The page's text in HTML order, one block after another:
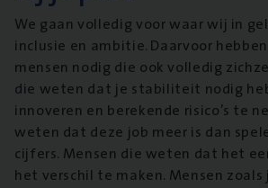
We gaan volledig voor waar wij in
inclusie en ambitie. Daarvoor
mensen nodig die ook volledig
die weten dat je stabiliteit nodig
innoveren en berekende risico’s te
weten dat deze job meer is dan
cijfers. Mensen die weten dat het
het verschil te maken. Mensen zoals